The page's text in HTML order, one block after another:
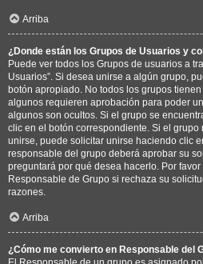
Arriba
¿Donde están los Grupos de Usuarios y
Puede ver todos los Grupos de usuarios a
Usuarios”. Si desea unirse a algún grupo,
botón apropiado. No todos los grupos
algunos requieren aprobación para poder
algunos son ocultos. Si el grupo se
clic en el botón correspondiente. Si el
unirse, puede solicitar unirse haciendo clic
responsable del grupo deberá aprobar su
preguntará por qué desea hacerlo. Por
Responsable de Grupo si rechaza su
razones.
Arriba
¿Cómo me convierto en Responsable del